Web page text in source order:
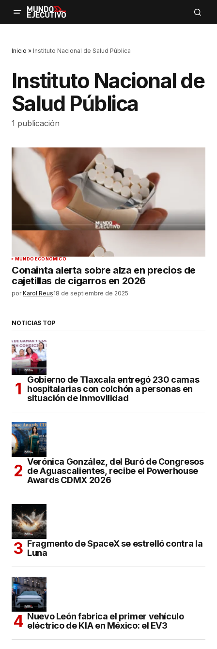
Inicio » Instituto Nacional de Salud Pública
Instituto Nacional de
Salud Pública
1 publicación
MUNDO ECONÓMICO
Conainta alerta sobre alza en precios de
cajetillas de cigarros en 2026
por Karol Reus18 de septiembre de 2025
NOTICIAS TOP
Gobierno de Tlaxcala entregó 230 camas
hospitalarias con colchón a personas en
situación de inmovilidad
Verónica González, del Buró de Congresos
de Aguascalientes, recibe el Powerhouse
Awards CDMX 2026
Fragmento de SpaceX se estrelló contra la
Luna
Nuevo León fabrica el primer vehículo
eléctrico de KIA en México: el EV3